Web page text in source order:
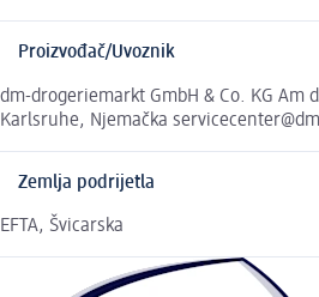
Proizvođač/Uvoznik
dm-drogeriemarkt GmbH & Co. KG Am
Karlsruhe, Njemačka
Zemlja podrijetla
EFTA, Švicarska